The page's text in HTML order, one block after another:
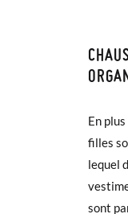
En
filles
lequel
sont
3,95 €
avant
Si vos
TAILLE